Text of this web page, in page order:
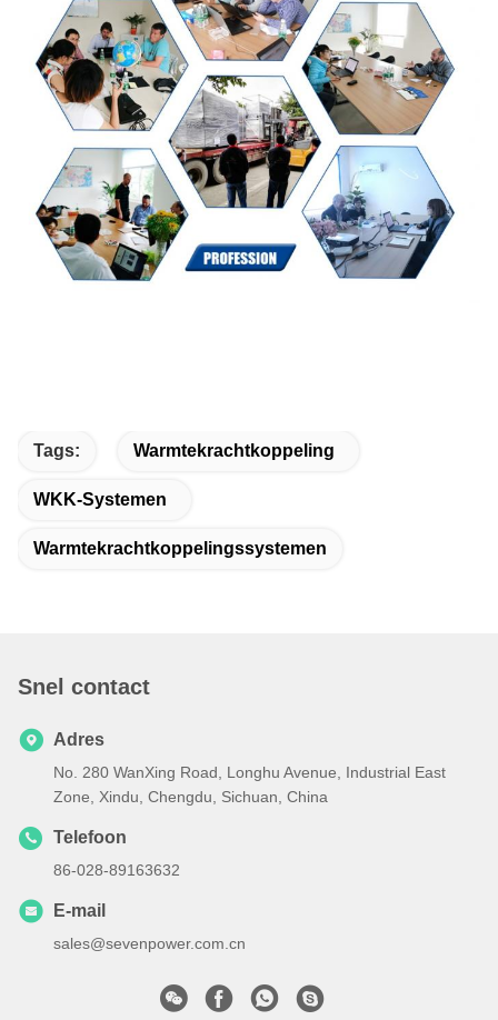
Tags: Warmtekrachtkoppeling
WKK-Systemen
Warmtekrachtkoppelingssystemen
Snel contact
Adres
No. 280 WanXing Road, Longhu Avenue, Industrial East
Zone, Xindu, Chengdu, Sichuan, China
Telefoon
86-028-89163632
E-mail
sales@sevenpower.com.cn